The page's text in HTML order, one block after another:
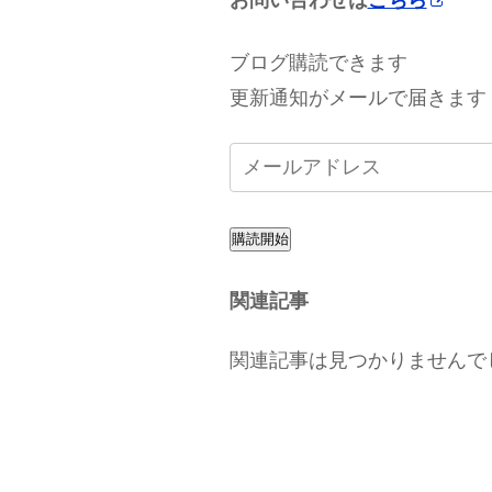
ブログ購読できます
更新通知がメールで届きます
購読開始
関連記事
関連記事は見つかりませんで